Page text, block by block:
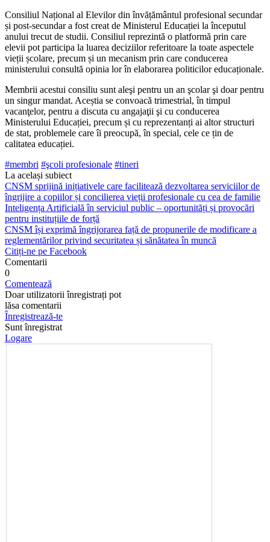
Consiliul Național al Elevilor din învățământul pro­fesional secundar
și post-secundar a fost creat de Mi­nisterul Educației la începutul
anului trecut de studii. Consiliul reprezintă o platformă prin care
elevii pot participa la luarea deciziilor referitoare la toate aspec­tele
vieții școlare, precum și un mecanism prin care conducerea
ministerului consultă opinia lor în elabora­rea politicilor educaționale.
Membrii acestui consiliu sunt aleşi pentru un an şco­lar şi doar pentru
un singur mandat. Aceștia se convoa­că trimestrial, în timpul
vacanţelor, pentru a discuta cu angajaţii şi cu conducerea
Ministerului Educației, pre­cum și cu reprezentanți ai altor structuri
de stat, proble­mele care îi preocupă, în special, cele ce țin de
calitatea educației.
#membri #şcoli profesionale #tineri
La același subiect
CNSM sprijină inițiativele care facilitează dezvoltarea serviciilor de
îngrijire a copiilor și concilierea vieții profesionale cu cea de familie
Inteligența Artificială în serviciul public – oportunități și provocări
pentru instituțiile de forță
CNSM își exprimă îngrijorarea față de propunerile de modificare a
reglementărilor privind securitatea și sănătatea în muncă
Citiți-ne pe Facebook
Comentarii
0
Comentează
Doar utilizatorii înregistrați pot
lăsa comentarii
Înregistrează-te
Sunt înregistrat
Logare